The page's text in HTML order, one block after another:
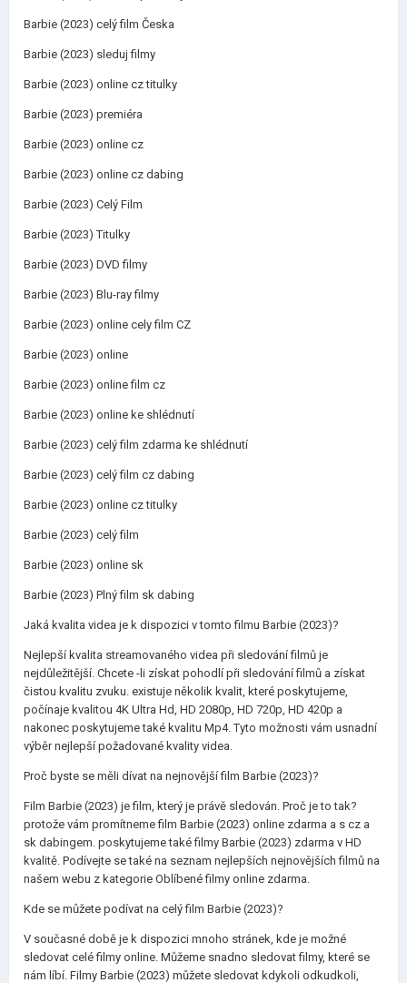
Barbie (2023) celý film Česka
Barbie (2023) sleduj filmy
Barbie (2023) online cz titulky
Barbie (2023) premiéra
Barbie (2023) online cz
Barbie (2023) online cz dabing
Barbie (2023) Celý Film
Barbie (2023) Titulky
Barbie (2023) DVD filmy
Barbie (2023) Blu-ray filmy
Barbie (2023) online cely film CZ
Barbie (2023) online
Barbie (2023) online film cz
Barbie (2023) online ke shlédnutí
Barbie (2023) celý film zdarma ke shlédnutí
Barbie (2023) celý film cz dabing
Barbie (2023) online cz titulky
Barbie (2023) celý film
Barbie (2023) online sk
Barbie (2023) Plný film sk dabing
Jaká kvalita videa je k dispozici v tomto filmu Barbie (2023)?
Nejlepší kvalita streamovaného videa při sledování filmů je
nejdůležitější. Chcete -li získat pohodlí při sledování filmů a získat
čistou kvalitu zvuku. existuje několik kvalit, které poskytujeme,
počínaje kvalitou 4K Ultra Hd, HD 2080p, HD 720p, HD 420p a
nakonec poskytujeme také kvalitu Mp4. Tyto možnosti vám usnadní
výběr nejlepší požadované kvality videa.
Proč byste se měli dívat na nejnovější film Barbie (2023)?
Film Barbie (2023) je film, který je právě sledován. Proč je to tak?
protože vám promítneme film Barbie (2023) online zdarma a s cz a
sk dabingem. poskytujeme také filmy Barbie (2023) zdarma v HD
kvalitě. Podívejte se také na seznam nejlepších nejnovějších filmů na
našem webu z kategorie Oblíbené filmy online zdarma.
Kde se můžete podívat na celý film Barbie (2023)?
V současné době je k dispozici mnoho stránek, kde je možné
sledovat celé filmy online. Můžeme snadno sledovat filmy, které se
nám líbí. Filmy Barbie (2023) můžete sledovat kdykoli odkudkoli,